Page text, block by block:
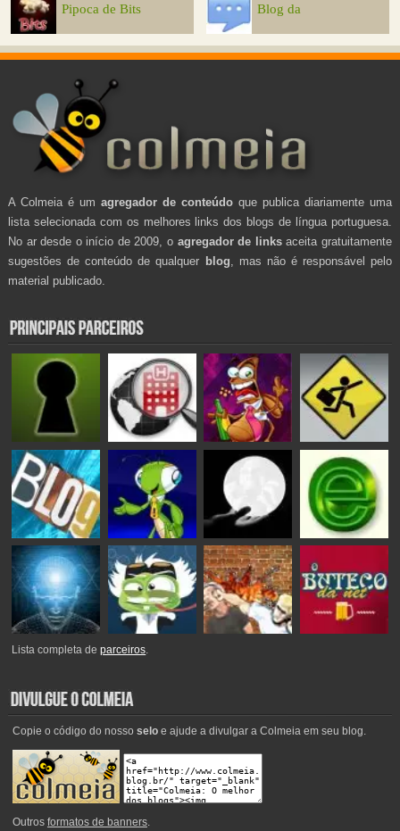
Pipoca de Bits Blog da
A Colmeia é um agregador de conteúdo que publica diariamente uma
lista selecionada com os melhores links dos blogs de língua portuguesa.
No ar desde o início de 2009, o agregador de linksaceita gratuitamente
sugestões de conteúdo de qualquer blog , mas não é responsável pelo
material publicado.
Lista completa deparceiros.
Copie o código do nosso seloe ajude a divulgar a Colmeia em seu blog.
Outros formatos de banners.